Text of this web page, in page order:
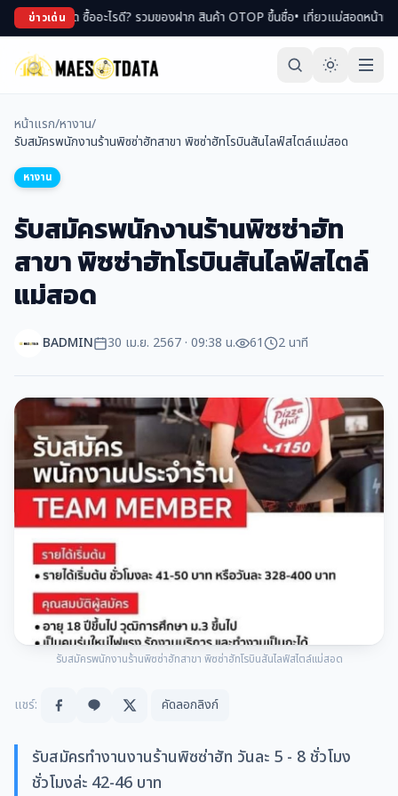
ข่าวเด่น
แม่สอด ซื้ออะไรดี? รวมของฝาก สินค้า OTOP ขึ้นชื่อ• เที่ยวแม่สอดหน้าหนาว ที่เ
หน้าแรก/หางาน/
รับสมัครพนักงานร้านพิซซ่าฮัทสาขา พิซซ่าฮัทโรบินสันไลฟ์สไตล์แม่สอด
หางาน
รับสมัครพนักงานร้านพิซซ่าฮัท
สาขา พิซซ่าฮัทโรบินสันไลฟ์สไตล์
แม่สอด
BADMIN 30 เม.ย. 2567 · 09:38 น. 61 2 นาที
รับสมัครพนักงานร้านพิซซ่าฮัทสาขา พิซซ่าฮัทโรบินสันไลฟ์สไตล์แม่สอด
แชร์: คัดลอกลิงก์
รับสมัครทำงานงานร้านพิซซ่าฮัท วันละ 5 - 8 ชั่วโมง
ชั่วโมงล่ะ 42-46 บาท